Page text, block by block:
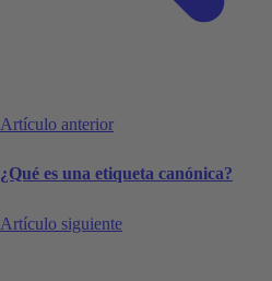
Artículo anterior
¿Qué es una etiqueta canónica?
Artículo siguiente